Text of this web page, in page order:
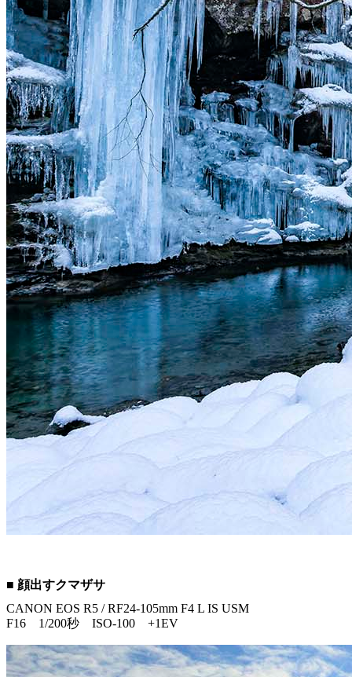
■ 顔出すクマザサ
CANON EOS R5 / RF24-105mm F4 L IS USM
F16 1/200秒 ISO-100 +1EV